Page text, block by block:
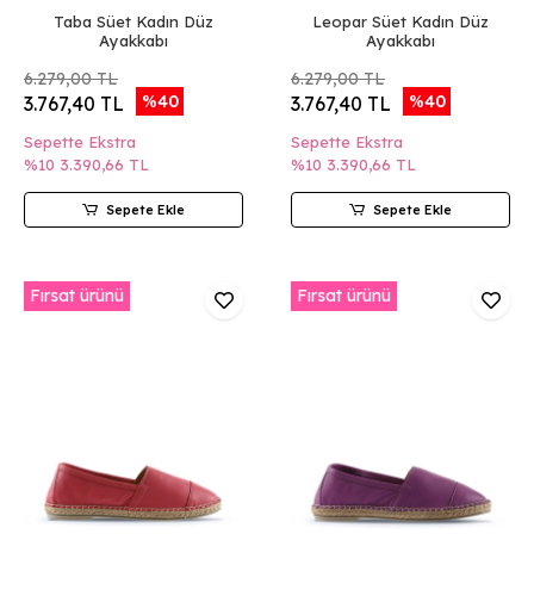
Taba Süet Kadın Düz
Ayakkabı
6.279,00 TL
3.767,40 TL %40
Sepette Ekstra
%10 3.390,66 TL
Sepete Ekle
Leopar Süet Kadın Düz
Ayakkabı
6.279,00 TL
3.767,40 TL %40
Sepette Ekstra
%10 3.390,66 TL
Sepete Ekle
Fırsat ürünü Fırsat ürünü